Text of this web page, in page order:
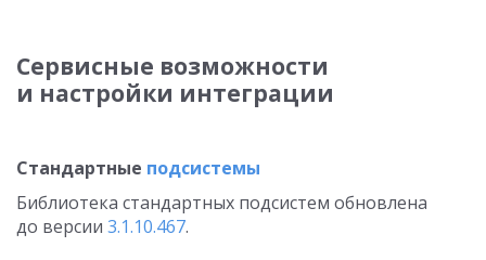
Сервисные возможности
и настройки интеграции
Стандартные подсистемы
Библиотека стандартных подсистем обновлена
до версии 3.1.10.467.